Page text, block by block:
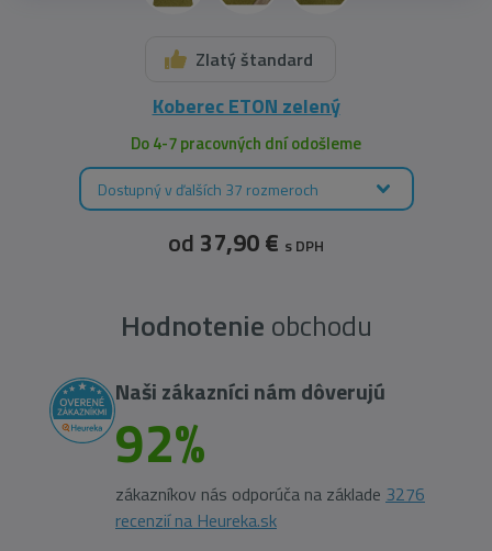
Zlatý štandard
Koberec ETON zelený
Do 4-7 pracovných dní odošleme
Dostupný v ďalších 37 rozmeroch
od 37,90 € s DPH
Hodnotenie obchodu
Naši zákazníci nám dôverujú
92%
zákazníkov nás odporúča na základe 3276
recenzií na Heureka.sk